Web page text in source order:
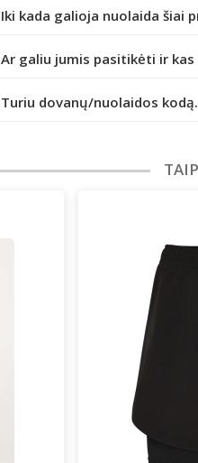
Iki kada galioja nuolaida šiai
Ar galiu jumis pasitikėti ir kas
Turiu dovanų/nuolaidos